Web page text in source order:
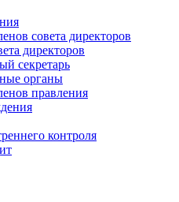
совета директоров
директоров
секретарь
органы
правления
контроля